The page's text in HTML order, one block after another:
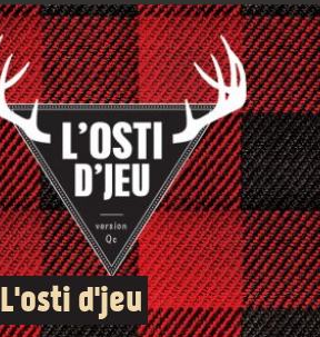
L'osti d'jeu